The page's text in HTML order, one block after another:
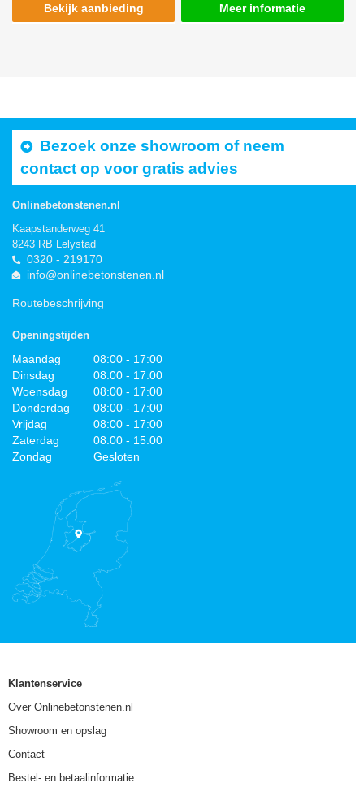
Bekijk aanbieding Meer informatie
Bezoek onze showroom of neem
contact op voor gratis advies
Onlinebetonstenen.nl
Kaapstanderweg 41
8243 RB Lelystad
0320 - 219170
info@onlinebetonstenen.nl
Routebeschrijving
Openingstijden
Maandag
08:00 - 17:00
Dinsdag
08:00 - 17:00
Woensdag
08:00 - 17:00
Donderdag
08:00 - 17:00
Vrijdag
08:00 - 17:00
Zaterdag
08:00 - 15:00
Zondag
Gesloten
Klantenservice
Over Onlinebetonstenen.nl
Showroom en opslag
Contact
Bestel- en betaalinformatie